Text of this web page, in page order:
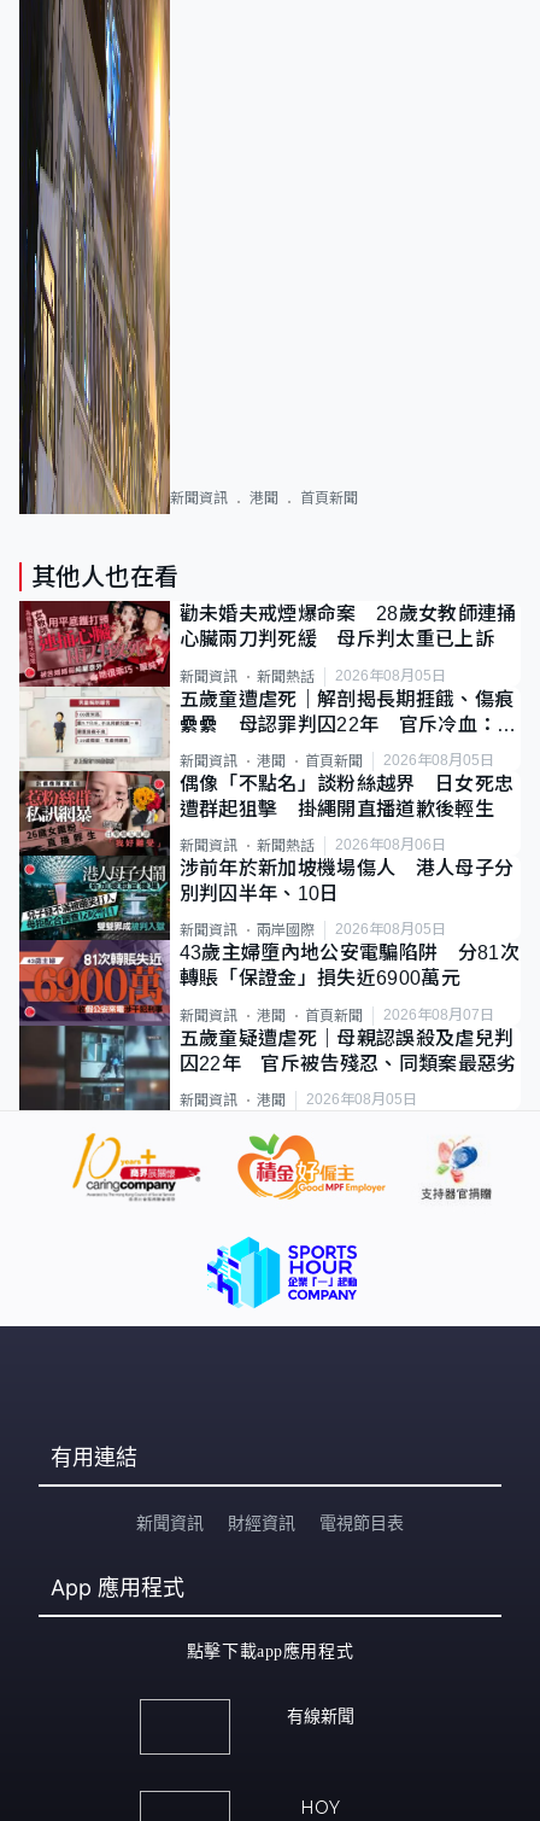
新聞資訊 港聞 首頁新聞
其他人也在看
勸未婚夫戒煙爆命案 28歲女教師連捅
心臟兩刀判死緩 母斥判太重已上訴
新聞資訊 新聞熱話 2026年08月05日
五歲童遭虐死｜解剖揭長期捱餓、傷痕
纍纍 母認罪判囚22年 官斥冷血：同
類案最惡劣
新聞資訊 港聞 首頁新聞 2026年08月05日
偶像「不點名」談粉絲越界 日女死忠
遭群起狙擊 掛繩開直播道歉後輕生
新聞資訊 新聞熱話 2026年08月06日
涉前年於新加坡機場傷人 港人母子分
別判囚半年、10日
新聞資訊 兩岸國際 2026年08月05日
43歲主婦墮內地公安電騙陷阱 分81次
轉賬「保證金」損失近6900萬元
新聞資訊 港聞 首頁新聞 2026年08月07日
五歲童疑遭虐死｜母親認誤殺及虐兒判
囚22年 官斥被告殘忍、同類案最惡劣
新聞資訊 港聞 2026年08月05日
有用連結
新聞資訊 財經資訊 電視節目表
App 應用程式
點擊下載app應用程式
有線新聞
HOY